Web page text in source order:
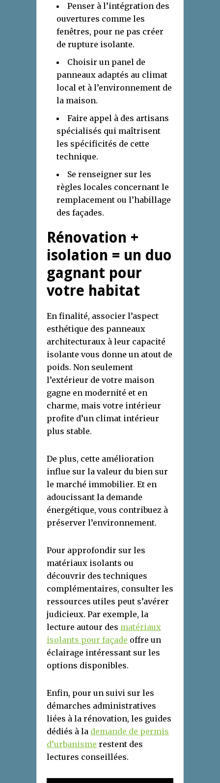
Penser à l’intégration des
ouvertures comme les
fenêtres, pour ne pas créer
de rupture isolante.
Choisir un panel de
panneaux adaptés au climat
local et à l’environnement de
la maison.
Faire appel à des artisans
spécialisés qui maîtrisent
les spécificités de cette
technique.
Se renseigner sur les
règles locales concernant le
remplacement ou l’habillage
des façades.
Rénovation +
isolation = un duo
gagnant pour
votre habitat
En finalité, associer l’aspect
esthétique des panneaux
architecturaux à leur capacité
isolante vous donne un atout de
poids. Non seulement
l’extérieur de votre maison
gagne en modernité et en
charme, mais votre intérieur
profite d’un climat intérieur
plus stable.
De plus, cette amélioration
influe sur la valeur du bien sur
le marché immobilier. Et en
adoucissant la demande
énergétique, vous contribuez à
préserver l’environnement.
Pour approfondir sur les
matériaux isolants ou
découvrir des techniques
complémentaires, consulter les
ressources utiles peut s’avérer
judicieux. Par exemple, la
lecture autour des matériaux
isolants pour façade offre un
éclairage intéressant sur les
options disponibles.
Enfin, pour un suivi sur les
démarches administratives
liées à la rénovation, les guides
dédiés à la demande de permis
d’urbanisme restent des
lectures conseillées.